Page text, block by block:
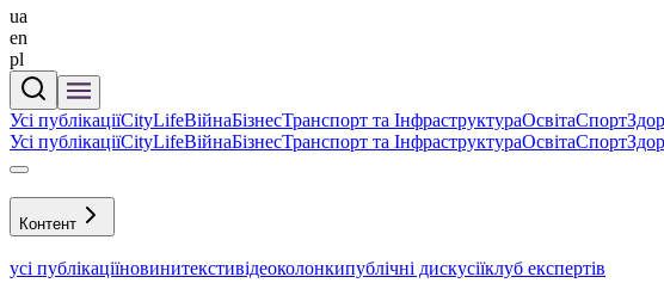
ua
en
pl
Усі публікаціїCityLifeВійнаБізнесТранспорт та ІнфраструктураОсвітаСпорт
Усі публікаціїCityLifeВійнаБізнесТранспорт та ІнфраструктураОсвітаСпорт
Контент
усі публікаціїновинитекстивідеоколонкипублічні дискусіїклуб експертів